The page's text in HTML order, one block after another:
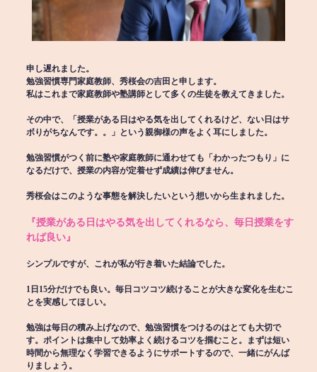
申し遅れました。
勉強習慣専門家庭教師、秀桜会の吉田と申します。
私はこれまで家庭教師や塾講師として多くの生徒を教えてきました。
その中で、「授業がある日はやる気を出してくれるけど、ない日はサ
ボりがちなんです。。」という親御様の声をよく耳にしました。
勉強習慣がつく前に塾や家庭教師に通わせても「わかったつもり」に
なるだけで、授業の内容が定着せず成績は伸びません。
秀桜会はこのような事態を解決したいという想いから生まれました。
『授業がある日はやる気を出してくれるなら、毎日授業をす
れば良い』
シンプルですが、これが私が行き着いた結論でした。
1日15分だけでも良い。毎日コツコツ続けることが大きな変化を生むこ
とを実感してほしい。
勉強は毎日の積み上げなので、勉強習慣をつけるのはとても大切で
す。ポイントは集中して効率よく続けるコツを掴むこと。まずは短い
時間から無理なく学習できるようにサポートするので、一緒にがんば
りましょう。